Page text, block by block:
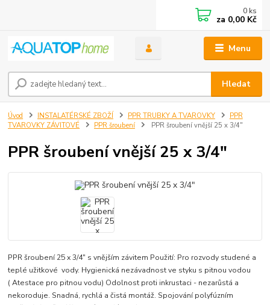
Menu
Hledat
0 ks
za 0,00 Kč
Úvod INSTALATÉRSKÉ ZBOŽÍ PPR TRUBKY A TVAROVKY
PPR
TVAROVKY ZÁVITOVÉ
PPR šroubení PPR šroubení vnější 25 x 3/4"
PPR šroubení vnější 25 x 3/4"
PPR šroubení 25 x 3/4" s vnějším závitem Použití: Pro rozvody studené a
teplé užitkové vody. Hygienická nezávadnost ve styku s pitnou vodou
( Atestace pro pitnou vodu) Odolnost proti inkrustaci - nezarůstá a
nekoroduje. Snadná, rychlá a čistá montáž. Spojování polyfúzním